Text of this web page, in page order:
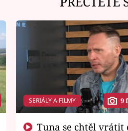
SERIÁLY A FILMY 9